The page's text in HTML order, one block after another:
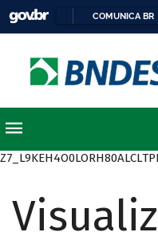
COMUNICA BR